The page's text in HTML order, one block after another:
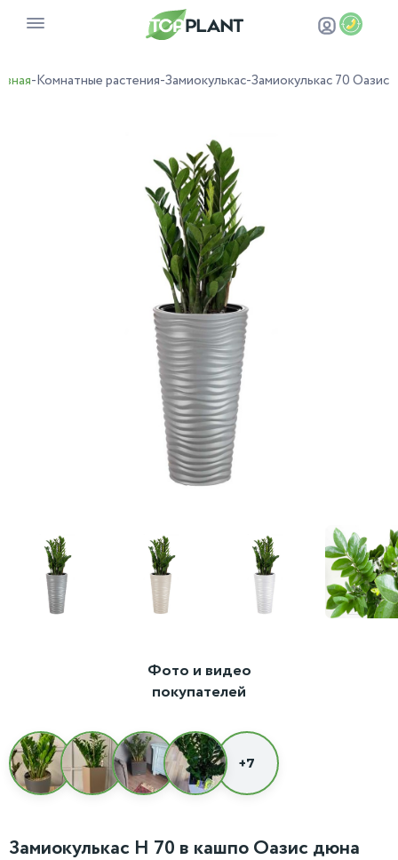
-Комнатные растения-Замиокулькас-Замиокулькас 70 Оазис
Фото и видео
покупателей
+7
Замиокулькас H 70 в кашпо Оазис дюна